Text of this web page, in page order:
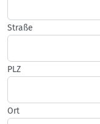
Straße
PLZ
Ort